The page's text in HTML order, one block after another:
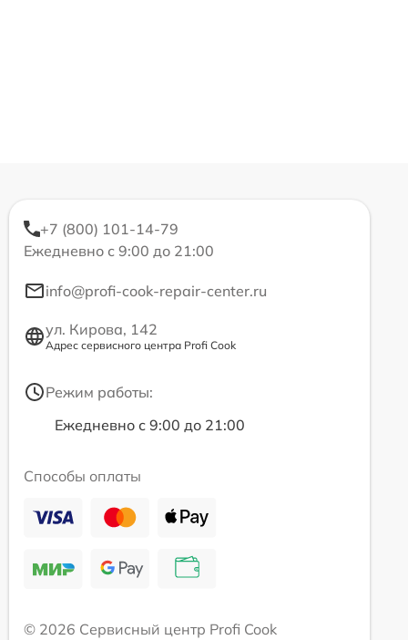
+7 (800) 101-14-79
Ежедневно с 9:00 до 21:00
info@profi-cook-repair-center.ru
ул. Кирова, 142
Адрес сервисного центра Profi Cook
Режим работы:
Ежедневно с 9:00 до 21:00
Способы оплаты
© 2026 Сервисный центр Profi Cook